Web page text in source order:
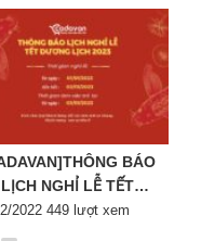
BÁO
LỊCH NGHỈ LỄ TẾT
DƯƠNG LỊCH 2023
2022 449 lượt xem